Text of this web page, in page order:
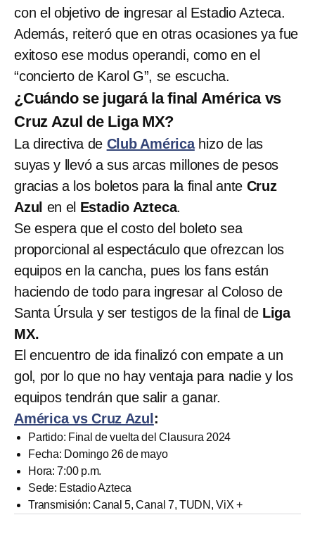
con el objetivo de ingresar al Estadio Azteca.
Además, reiteró que en otras ocasiones ya fue
exitoso ese modus operandi, como en el
“concierto de Karol G”, se escucha.
¿Cuándo se jugará la final América vs
Cruz Azul de Liga MX?
La directiva de Club América hizo de las
suyas y llevó a sus arcas millones de pesos
gracias a los boletos para la final ante Cruz
Azul en el Estadio Azteca.
Se espera que el costo del boleto sea
proporcional al espectáculo que ofrezcan los
equipos en la cancha, pues los fans están
haciendo de todo para ingresar al Coloso de
Santa Úrsula y ser testigos de la final de Liga
MX.
El encuentro de ida finalizó con empate a un
gol, por lo que no hay ventaja para nadie y los
equipos tendrán que salir a ganar.
América vs Cruz Azul :
Partido: Final de vuelta del Clausura 2024
Fecha: Domingo 26 de mayo
Hora: 7:00 p.m.
Sede: Estadio Azteca
Transmisión: Canal 5, Canal 7, TUDN, ViX +